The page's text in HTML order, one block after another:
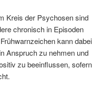
Kreis der Psychosen sind
chronisch in Episoden
kann dabei
Anspruch zu nehmen und
zu beeinflussen, sofern